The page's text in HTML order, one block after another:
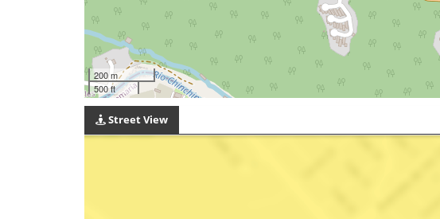
200 m
500 ft
Street View